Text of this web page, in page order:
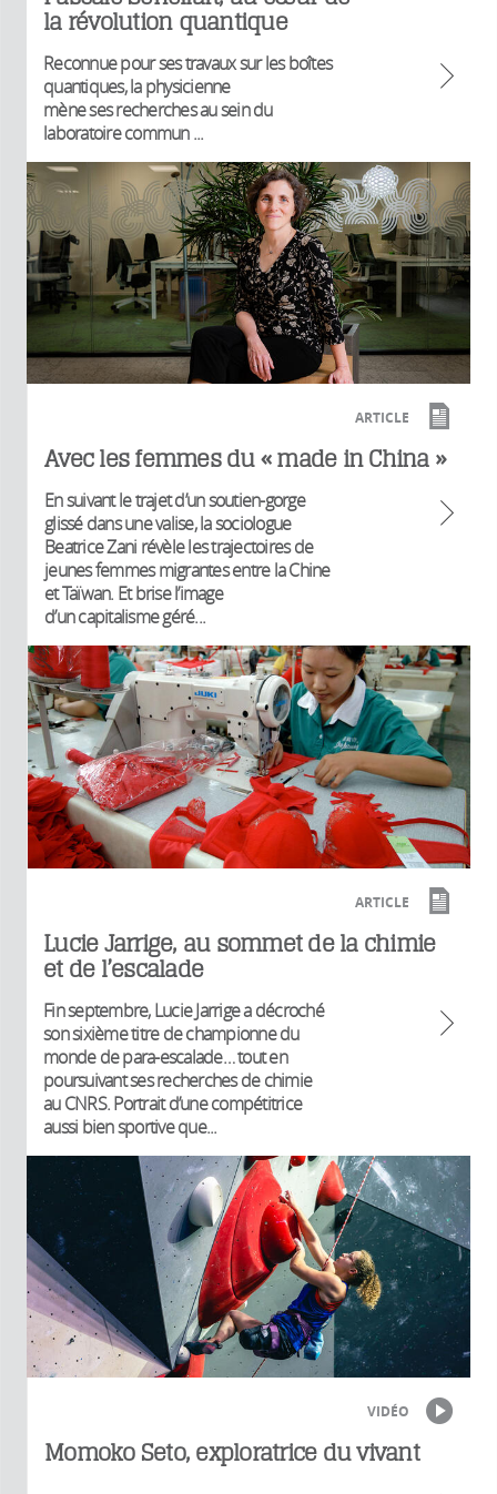
la révolution quantique
Reconnue pour ses travaux sur les boîtes
quantiques, la physicienne
mène ses recherches au sein du
laboratoire commun ...
ARTICLE
Avec les femmes du « made in China »
En suivant le trajet d’un soutien-gorge
glissé dans une valise, la sociologue
Beatrice Zani révèle les trajectoires de
jeunes femmes migrantes entre la Chine
et Taïwan. Et brise l’image
d’un capitalisme géré...
ARTICLE
Lucie Jarrige, au sommet de la chimie
et de l’escalade
Fin septembre, Lucie Jarrige a décroché
son sixième titre de championne du
monde de para-escalade… tout en
poursuivant ses recherches de chimie
au CNRS. Portrait d’une compétitrice
aussi bien sportive que...
VIDÉO
Momoko Seto, exploratrice du vivant